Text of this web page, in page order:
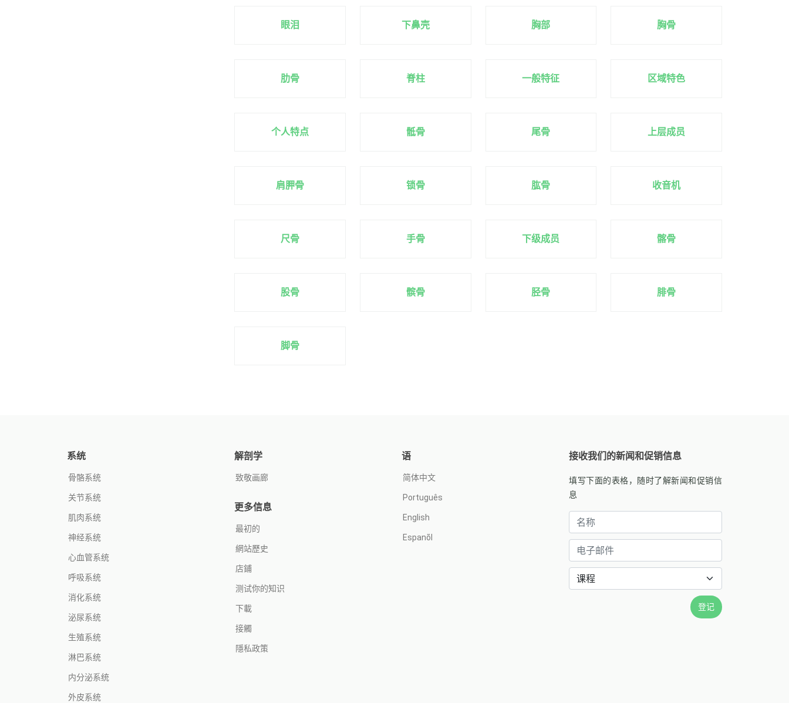
眼泪 下鼻壳 胸部 胸骨
肋骨 脊柱 一般特征 区域特色
个人特点 骶骨 尾骨 上层成员
肩胛骨 锁骨 肱骨 收音机
尺骨 手骨 下级成员 髂骨
股骨 髌骨 胫骨 腓骨
脚骨
系统
骨骼系统
关节系统
肌肉系统
神经系统
心血管系统
呼吸系统
消化系统
泌尿系统
生殖系统
淋巴系统
内分泌系统
外皮系统
解剖学
致敬画廊
更多信息
最初的
網站歷史
店鋪
测试你的知识
下載
接觸
隱私政策
语
简体中文
Português
English
Espanõl
接收我们的新闻和促销信息
填写下面的表格，随时了解新闻和促销信
息